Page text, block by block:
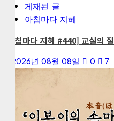
게재된 글
아침마다 지혜
[아침마다 지혜 #440] 교실의
2026년 08월 08일 0 7